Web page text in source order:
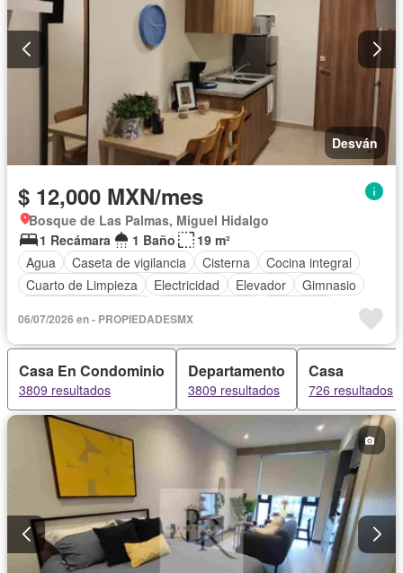
Jacuzzi
Gas natural
Permite mascotas
Completamente amueblado
Desván
$ 12,000 MXN/mes
Bosque de Las Palmas, Miguel Hidalgo
1 Recámara
1 Baño
19 m²
Agua
Caseta de vigilancia Cisterna
Cocina integral
Cuarto de Limpieza
Electricidad Elevador
Gimnasio
Terraza
Vista panorámica Sin amueblar
06/07/2026 en - PROPIEDADESMX
Casa En Condominio
3809 resultados
Departamento
3809 resultados
Casa
726 resultados